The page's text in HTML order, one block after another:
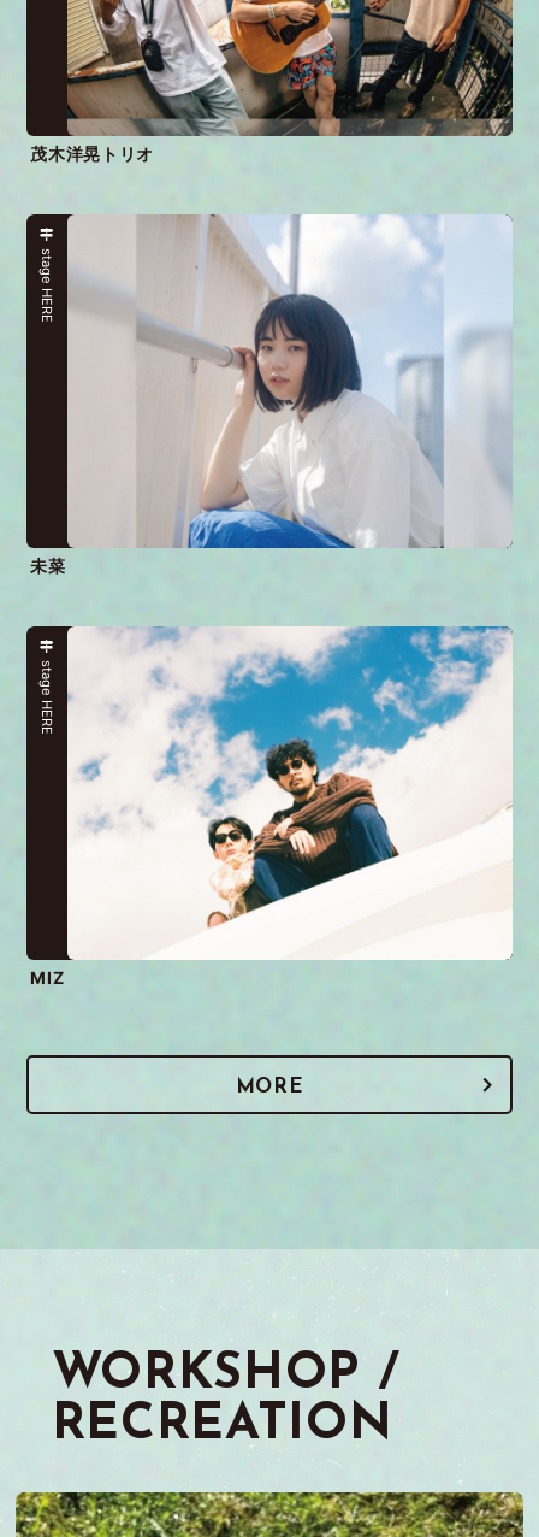
茂木洋晃トリオ
stage HERE
未菜
stage HERE
MIZ
MORE
WORKSHOP /
RECREATION